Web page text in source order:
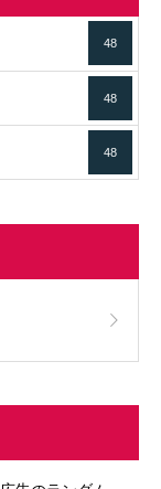
48
48
48